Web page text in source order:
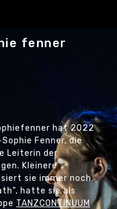
fenner
hat 2022
Fenner, die
Leiterin der
Kleinere
sie immer noch.
hatte sie als
TANZCONTINUUM